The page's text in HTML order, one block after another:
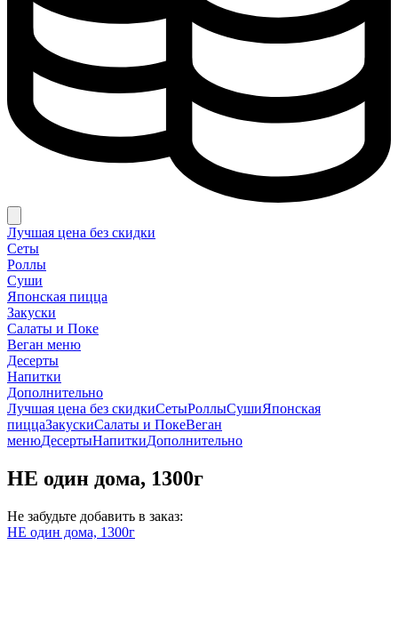
Лучшая цена без скидки
Сеты
Роллы
Суши
Японская пицца
Закуски
Салаты и Поке
Веган меню
Десерты
Напитки
Дополнительно
Лучшая цена без скидкиСетыРоллыСушиЯпонская
пиццаЗакускиСалаты и ПокеВеган
менюДесертыНапиткиДополнительно
НЕ один дома, 1300г
Не забудьте добавить в заказ:
НЕ один дома, 1300г